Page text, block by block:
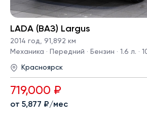
LADA (ВАЗ) Largus
2014 год, 91,892 км
Механика · Передний · Бензин · 1.6 л. ·
Красноярск
719,000 ₽
от 5,877 ₽/мес